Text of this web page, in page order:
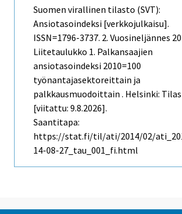
Suomen virallinen tilasto (SVT):
Ansiotasoindeksi [verkkojulkaisu].
ISSN=1796-3737. 2. Vuosineljännes
Liitetaulukko 1. Palkansaajien
ansiotasoindeksi 2010=100
työnantajasektoreittain ja
palkkausmuodoittain . Helsinki:
[viitattu: 9.8.2026].
Saantitapa:
https://stat.fi/til/ati/2014/02/
14-08-27_tau_001_fi.html